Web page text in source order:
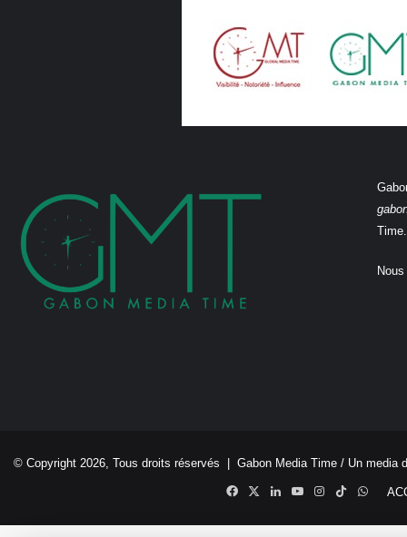
Time.
© Copyright 2026, Tous droits réservés | Gabon Media Time / Un media
Facebook
X LinkedinYouTubeInstagram
TikTok